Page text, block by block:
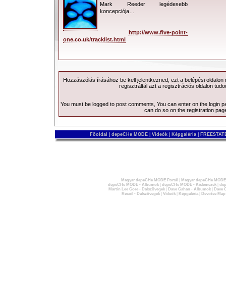
Mark Reeder legédesebb
koncepciója…
http://www.five-point-
one.co.uk/tracklist.html
Hozzászólás írásához be kell jelentkezned, ezt a belépésioldalon
regisztráltál azt a regisztrációs oldalon
You must be logged to post comments, You can enter on the login
can do so on the registration
Főoldal depeCHe MODE Videók Képgaléria
Magyar depeCHe MODE Portál
Magyar depeCHe
depeCHe MODE - Albumok| depeCHe MODE - Kislemezek|
Martin Lee Gore - Dalszövegek| Dave Gahan - Albumok|
Dave
Recoil - Dalszövegek| Videók| Képgaléria| Devotee Map